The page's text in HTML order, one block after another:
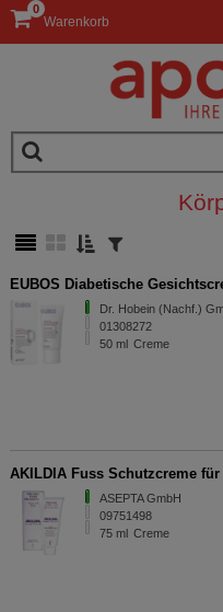
Warenkorb
0
EUBOS Diabetische
Dr. Hobein (Nachf.)
01308272
50 ml Creme
AKILDIA Fuss Schutzcreme
ASEPTA GmbH
09751498
75 ml Creme